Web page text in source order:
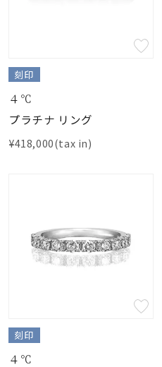
刻印
４℃
プラチナ リング
¥418,000(tax in)
刻印
４℃